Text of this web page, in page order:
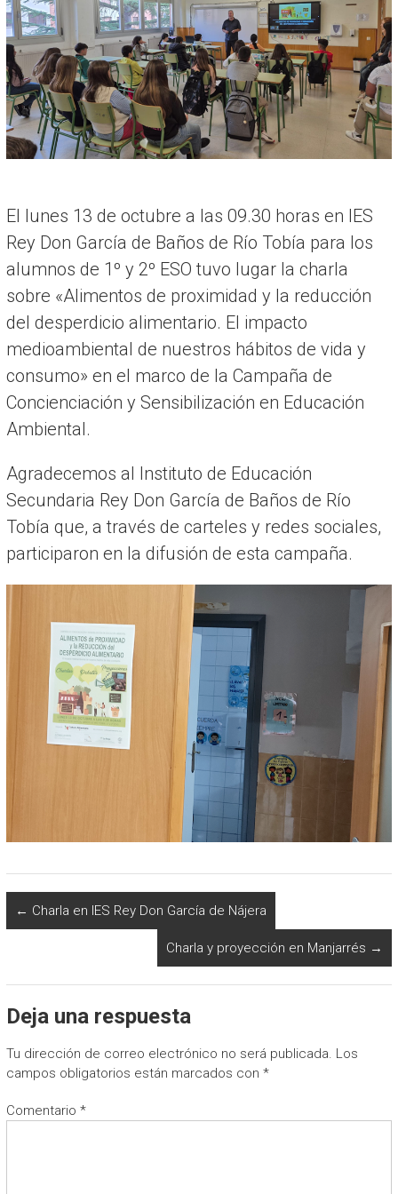
R
I
A
El lunes 13 de octubre a las 09.30 horas en IES
Rey Don García de Baños de Río Tobía para los
alumnos de 1º y 2º ESO tuvo lugar la charla
sobre «Alimentos de proximidad y la reducción
del desperdicio alimentario. El impacto
medioambiental de nuestros hábitos de vida y
consumo» en el marco de la Campaña de
Concienciación y Sensibilización en Educación
Ambiental.
Agradecemos al Instituto de Educación
Secundaria Rey Don García de Baños de Río
Tobía que, a través de carteles y redes sociales,
participaron en la difusión de esta campaña.
← Charla en IES Rey Don García de Nájera
Charla y proyección en Manjarrés →
Deja una respuesta
Tu dirección de correo electrónico no será publicada. Los
campos obligatorios están marcados con *
Comentario *